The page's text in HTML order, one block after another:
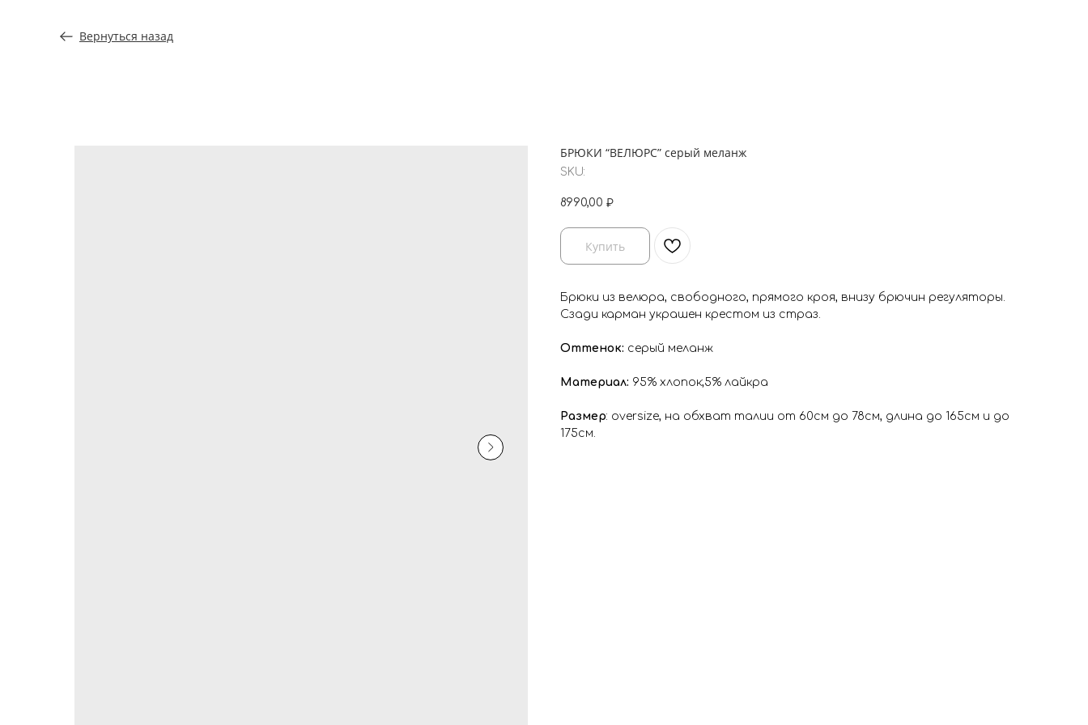
Вернуться назад
БРЮКИ “ВЕЛЮРС” серый меланж
SKU:
8990,00 ₽
Купить
Брюки из велюра, свободного, прямого кроя, внизу брючин регуляторы.
Сзади карман украшен крестом из страз.
Оттенок: серый меланж
Материал: 95% хлопок;5% лайкра
Размер: oversize, на обхват талии от 60см до 78см, длина до 165см и до
175см.